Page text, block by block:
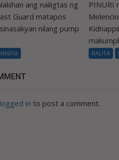
ang nailigtas ng
Guard matapos
nilang pump
PINURI
BALITA
logged in to post a comment.